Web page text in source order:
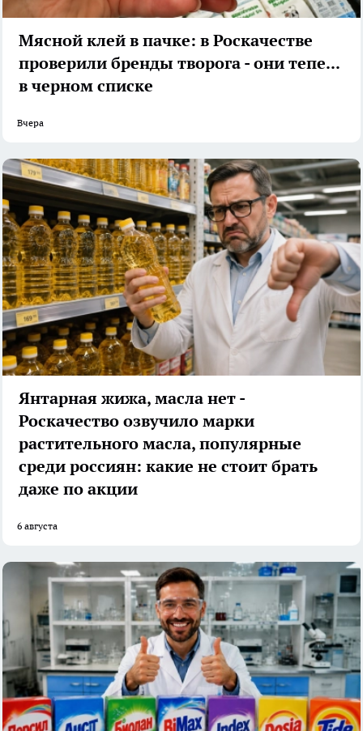
Мясной клей в пачке: в Роскачестве
проверили бренды творога - они теперь
в черном списке
Вчера
Янтарная жижа, масла нет -
Роскачество озвучило марки
растительного масла, популярные
среди россиян: какие не стоит брать
даже по акции
6 августа